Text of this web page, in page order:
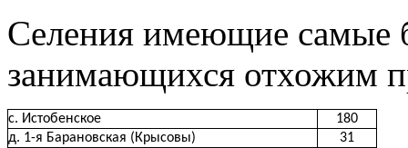
Селения имеющие самые
занимающихся отхожим
с. Истобенское
180
д. 1-я Барановская (Крысовы)
31